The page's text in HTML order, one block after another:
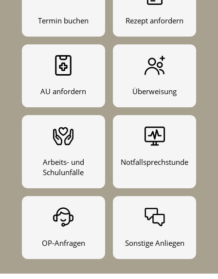
Termin buchen Rezept anfordern
AU anfordern Überweisung
Arbeits- und
Schulunfälle
Notfallsprechstunde
OP-Anfragen Sonstige Anliegen